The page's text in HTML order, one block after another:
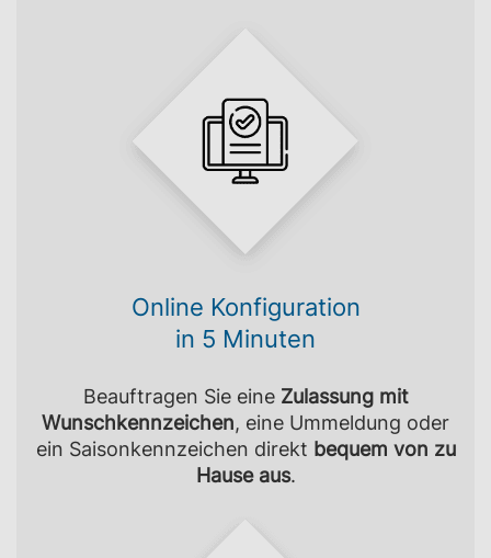
Online Konfiguration
in 5 Minuten
Beauftragen Sie eine Zulassung mit
Wunschkennzeichen, eine Ummeldung oder
ein Saisonkennzeichen direkt bequem von zu
Hause aus.